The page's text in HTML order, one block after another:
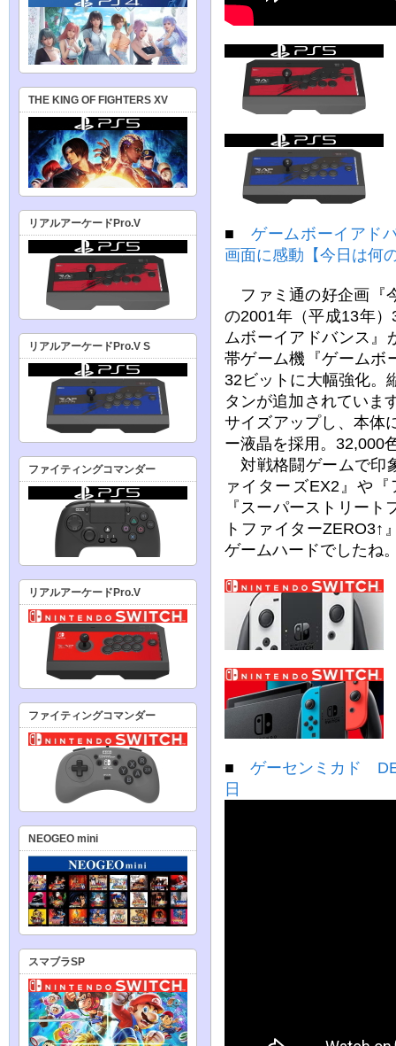
■ゲームボーイアド
画面に感動【今日は何
ファミ通の好企画『
の2001年（平成13年
ムボーイアドバンス』
帯ゲーム機『ゲームボ
32ビットに大幅強化。
タンが追加されていま
サイズアップし、本体
ー液晶を採用。32,000
対戦格闘ゲームで印
ァイターズEX2』や
『スーパーストリー
トファイターZERO3↑
ゲームハードでしたね
■ゲーセンミカド
日
THE KING OF FIGHTERS XV
リアルアーケードPro.V
リアルアーケードPro.V S
ファイティングコマンダー
リアルアーケードPro.V
ファイティングコマンダー
NEOGEO mini
スマブラSP